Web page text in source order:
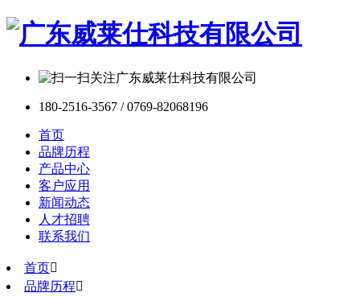
180-2516-3567 / 0769-82068196
首页
品牌历程
产品中心
客户应用
新闻动态
人才招聘
联系我们
首页
品牌历程